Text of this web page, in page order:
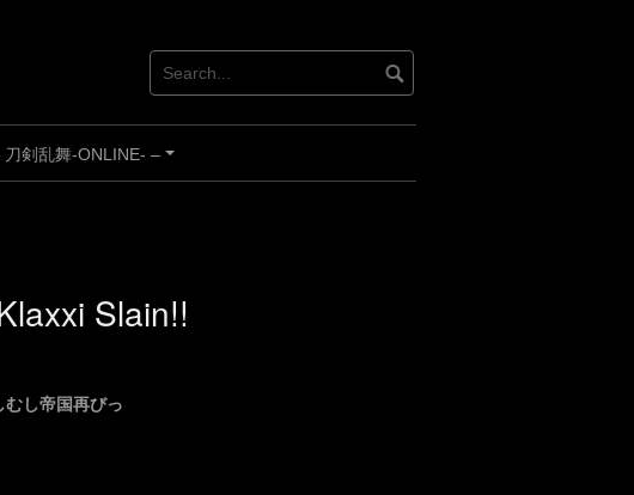
+
刀剣乱舞-ONLINE- –
Slain!!
し帝国再びっ